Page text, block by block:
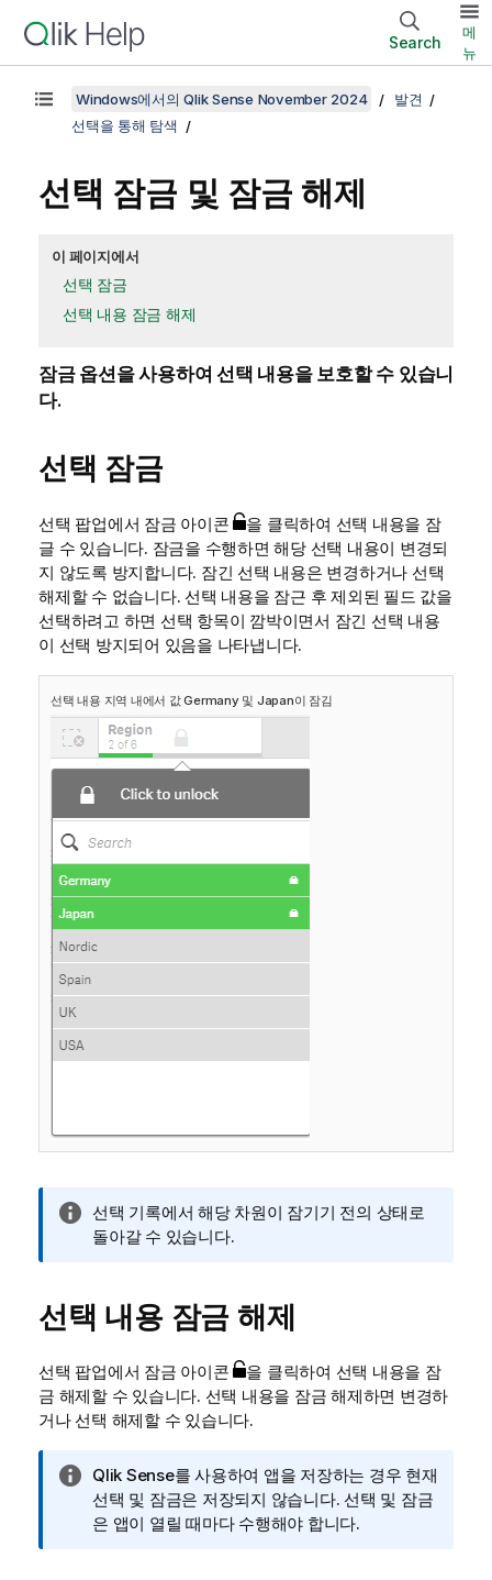
Search
메
뉴
Windows에서의 Qlik Sense November 2024
발견
선택을 통해 탐색
선택 잠금 및 잠금 해제
이 페이지에서
선택 잠금
선택 내용 잠금 해제
잠금 옵션을 사용하여 선택 내용을 보호할 수 있습니
다.
선택 잠금
선택 팝업에서 잠금 아이콘
을 클릭하여 선택 내용을 잠
글 수 있습니다. 잠금을 수행하면 해당 선택 내용이 변경되
지 않도록 방지합니다. 잠긴 선택 내용은 변경하거나 선택
해제할 수 없습니다. 선택 내용을 잠근 후 제외된 필드 값을
선택하려고 하면 선택 항목이 깜박이면서 잠긴 선택 내용
이 선택 방지되어 있음을 나타냅니다.
선택 내용 지역 내에서 값 Germany 및 Japan이 잠김
정
보
선택 기록에서 해당 차원이 잠기기 전의 상태로
돌아갈 수 있습니다.
선택 내용 잠금 해제
선택 팝업에서 잠금 아이콘
을 클릭하여 선택 내용을 잠
금 해제할 수 있습니다. 선택 내용을 잠금 해제하면 변경하
거나 선택 해제할 수 있습니다.
정
보
메
Qlik Sense를 사용하여 앱을 저장하는 경우 현재
선택 및 잠금은 저장되지 않습니다. 선택 및 잠금
은 앱이 열릴 때마다 수행해야 합니다.